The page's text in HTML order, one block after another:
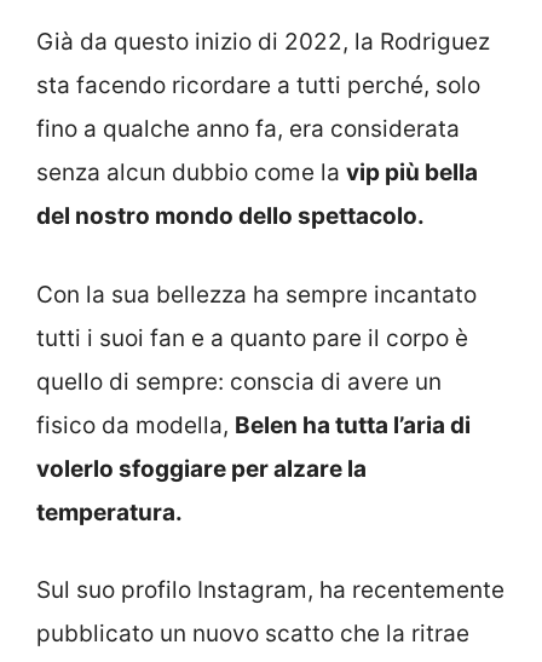
Già da questo inizio di 2022, la Rodriguez
sta facendo ricordare a tutti perché, solo
fino a qualche anno fa, era considerata
senza alcun dubbio come la vip più bella
del nostro mondo dello spettacolo.
Con la sua bellezza ha sempre incantato
tutti i suoi fan e a quanto pare il corpo è
quello di sempre: conscia di avere un
fisico da modella, Belen ha tutta l’aria di
volerlo sfoggiare per alzare la
temperatura.
Sul suo profilo Instagram, ha recentemente
pubblicato un nuovo scatto che la ritrae